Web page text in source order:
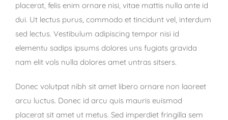
placerat, felis enim ornare nisi, vitae mattis nulla ante id
dui. Ut lectus purus, commodo et tincidunt vel, interdum
sed lectus. Vestibulum adipiscing tempor nisi id
elementu sadips ipsums dolores uns fugiats gravida
nam elit vols nulla dolores amet untras sitsers.
Donec volutpat nibh sit amet libero ornare non laoreet
arcu luctus. Donec id arcu quis mauris euismod
placerat sit amet ut metus. Sed imperdiet fringilla sem